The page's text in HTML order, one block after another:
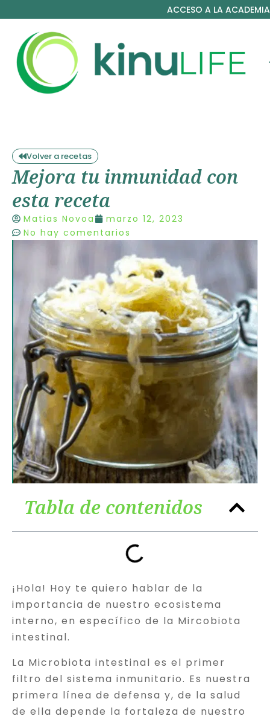
ACCESO A LA ACADEMIA
Volver a recetas
Mejora tu inmunidad con
esta receta
Matias Novoa
marzo 12, 2023
No hay comentarios
Tabla de contenidos
¡Hola! Hoy te quiero hablar de la
importancia de nuestro ecosistema
interno, en específico de la Mircobiota
intestinal.
La Microbiota intestinal es el primer
filtro del sistema inmunitario. Es nuestra
primera línea de defensa y, de la salud
de ella depende la fortaleza de nuestro